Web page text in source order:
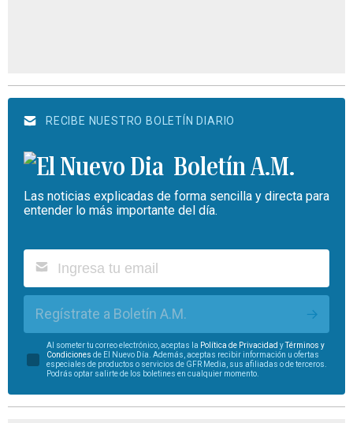
RECIBE NUESTRO BOLETÍN DIARIO
Boletín A.M.
Las noticias explicadas de forma sencilla y directa para
entender lo más importante del día.
Regístrate a Boletín A.M.
Al someter tu correo electrónico, aceptas la Política de Privacidad yTérminos y
Condiciones de El Nuevo Día. Además, aceptas recibir información u ofertas
especiales de productos o servicios de GFR Media, sus afiliadas o de terceros.
Podrás optar salirte de los boletines en cualquier momento.